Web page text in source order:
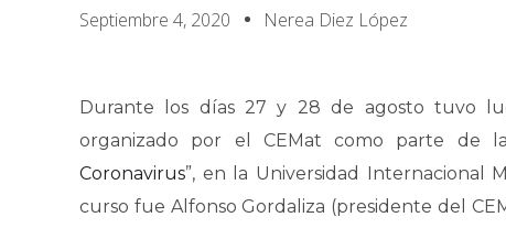
Septiembre 4, 2020 Nerea Diez López
Durante los días 27 y 28 de agosto tuvo
organizado por el CEMat como parte de
Coronavirus”, en la Universidad Internacional
curso fue Alfonso Gordaliza (presidente del